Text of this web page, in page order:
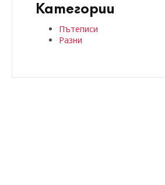
Категории
Пътеписи
Разни